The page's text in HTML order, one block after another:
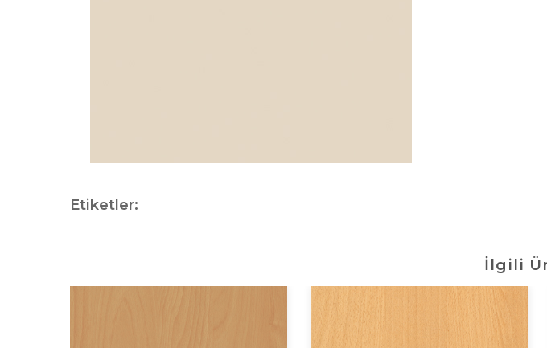
Etiketler:
İlgili